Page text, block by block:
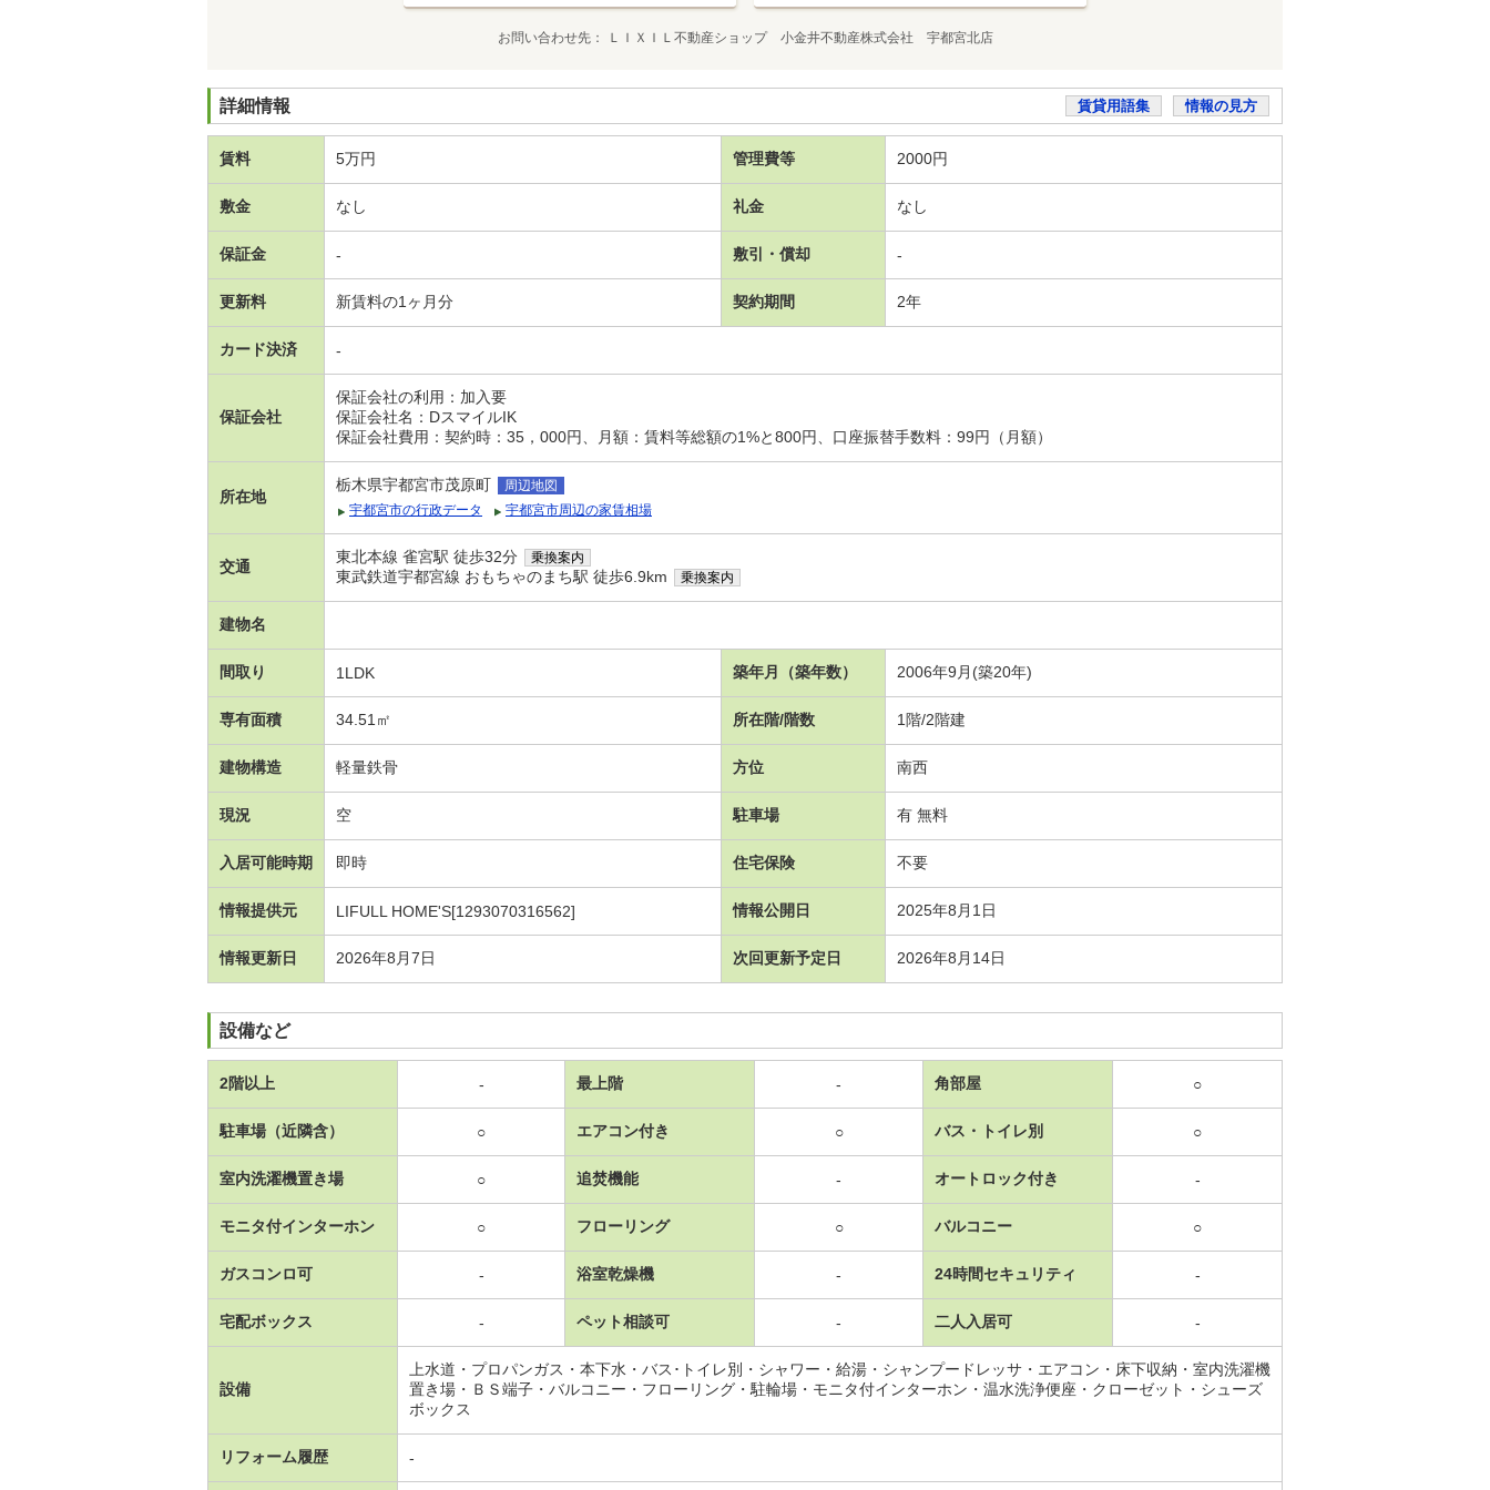
お問い合わせ先 ＬＩＸＩＬ不動産ショップ 小金井不動産株式会社 宇都宮北店
詳細情報 賃貸用語集 情報の見方
賃料 5万円 管理費等 2000円
敷金 なし 礼金 なし
保証金 - 敷引・償却 -
更新料 新賃料の1ヶ月分 契約期間 2年
カード決済 -
保証会社
保証会社の利用：加入要
保証会社名：DスマイルIK
保証会社費用：契約時：35，000円、月額：賃料等総額の1%と800円、口座振替手数料：99円（月額）
所在地
栃木県宇都宮市茂原町
周辺地図
宇都宮市の行政データ
宇都宮市周辺の家賃相場
交通
東北本線 雀宮駅 徒歩32分 乗換案内
東武鉄道宇都宮線 おもちゃのまち駅 徒歩6.9km 乗換案内
建物名
間取り 1LDK 築年月（築年数） 2006年9月(築20年)
専有面積 34.51㎡ 所在階/階数 1階/2階建
建物構造 軽量鉄骨 方位 南西
現況 空 駐車場 有 無料
入居可能時期 即時 住宅保険 不要
情報提供元 LIFULL HOME'S[1293070316562] 情報公開日 2025年8月1日
情報更新日 2026年8月7日 次回更新予定日 2026年8月14日
設備など
2階以上 - 最上階 - 角部屋 ○
駐車場（近隣含） ○ エアコン付き ○ バス・トイレ別 ○
室内洗濯機置き場 ○ 追焚機能 - オートロック付き -
モニタ付インターホン ○ フローリング ○ バルコニー ○
ガスコンロ可 - 浴室乾燥機 - 24時間セキュリティ -
宅配ボックス - ペット相談可 - 二人入居可 -
設備
上水道・プロパンガス・本下水・バス･トイレ別・シャワー・給湯・シャンプードレッサ・エアコン・床下収納・室内洗濯機
置き場・ＢＳ端子・バルコニー・フローリング・駐輪場・モニタ付インターホン・温水洗浄便座・クローゼット・シューズ
ボックス
リフォーム履歴 -